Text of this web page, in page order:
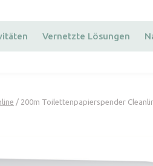
Vernetzte Lösungen
/ 200m Toilettenpapierspender